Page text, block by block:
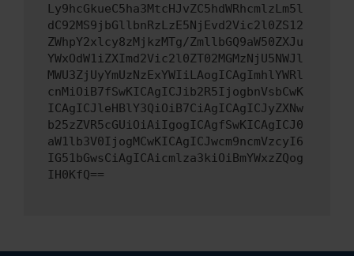
Ly9hcGkueC5ha3MtcHJvZC5hdWRhcmlzLm5l
dC92MS9jbGllbnRzLzE5NjEvd2Vic2l0ZS12
ZWhpY2xlcy8zMjkzMTg/ZmllbGQ9aW50ZXJu
YWxOdW1iZXImd2Vic2l0ZT02MGMzNjU5NWJl
MWU3ZjUyYmUzNzExYWIiLAogICAgImhlYWRl
cnMiOiB7fSwKICAgICJib2R5IjogbnVsbCwK
ICAgICJleHBlY3QiOiB7CiAgICAgICJyZXNw
b25zZVR5cGUiOiAiIgogICAgfSwKICAgICJ0
aW1lb3V0IjogMCwKICAgICJwcm9ncmVzcyI6
IG51bGwsCiAgICAicmlza3kiOiBmYWxzZQog
IH0KfQ==